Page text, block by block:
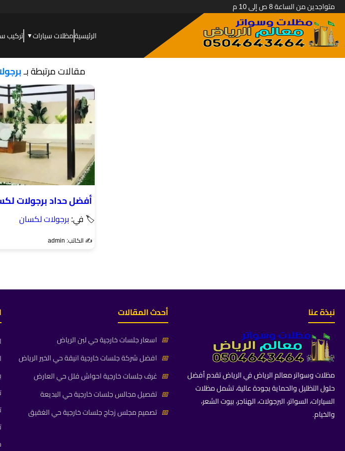
متواجدين من الساعة 8 ص إلى 10 م
الرئيسيةمظلات سيارات▼ تركيب
مقالات مرتبطة بـ
أفضل حداد برجولات
🏷 في: برجولات لكسان
✍️ الكاتب: admin
نبذة عنا
مظلات وسواتر معالم الرياض في الرياض تقدم أفضل
حلول التظليل والحماية بجودة عالية، تشمل مظلات
السيارات، السواتر، البرجولات، الهناجر، بيوت الشعر،
والخيام.
أحدث المقالات
📅 اسعار جلسات خارجية حي لبن الرياض
📅 افضل شركة جلسات خارجية انيقة حي الخير الرياض
📅 غرف جلسات خارجية احواش فلل حي العارض
📅 تفصيل مجالس جلسات خارجية حي البديعة
📅 تصميم مجلس زجاج جلسات خارجية حي الغقيق